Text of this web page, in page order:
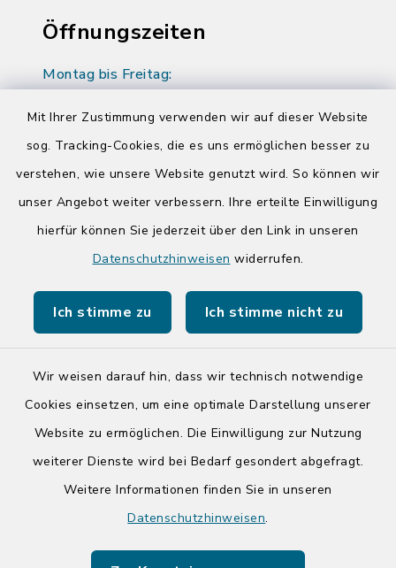
Mit Ihrer Zustimmung verwenden wir auf dieser Website
sog. Tracking-Cookies, die es uns ermöglichen besser zu
verstehen, wie unsere Website genutzt wird. So können wir
unser Angebot weiter verbessern. Ihre erteilte Einwilligung
hierfür können Sie jederzeit über den Link in unseren
Datenschutzhinweisen widerrufen.
Ich stimme zu Ich stimme nicht zu
Wir weisen darauf hin, dass wir technisch notwendige
Cookies einsetzen, um eine optimale Darstellung unserer
Website zu ermöglichen. Die Einwilligung zur Nutzung
weiterer Dienste wird bei Bedarf gesondert abgefragt.
Weitere Informationen finden Sie in unseren
Datenschutzhinweisen.
Öffnungszeiten
Montag bis Freitag:
Donnerstag zusätzlich:
14:00-17:00 Uhr
Quicklinks
Tourist-Info der Stadt Bad Segeberg
Barrierefreiheit